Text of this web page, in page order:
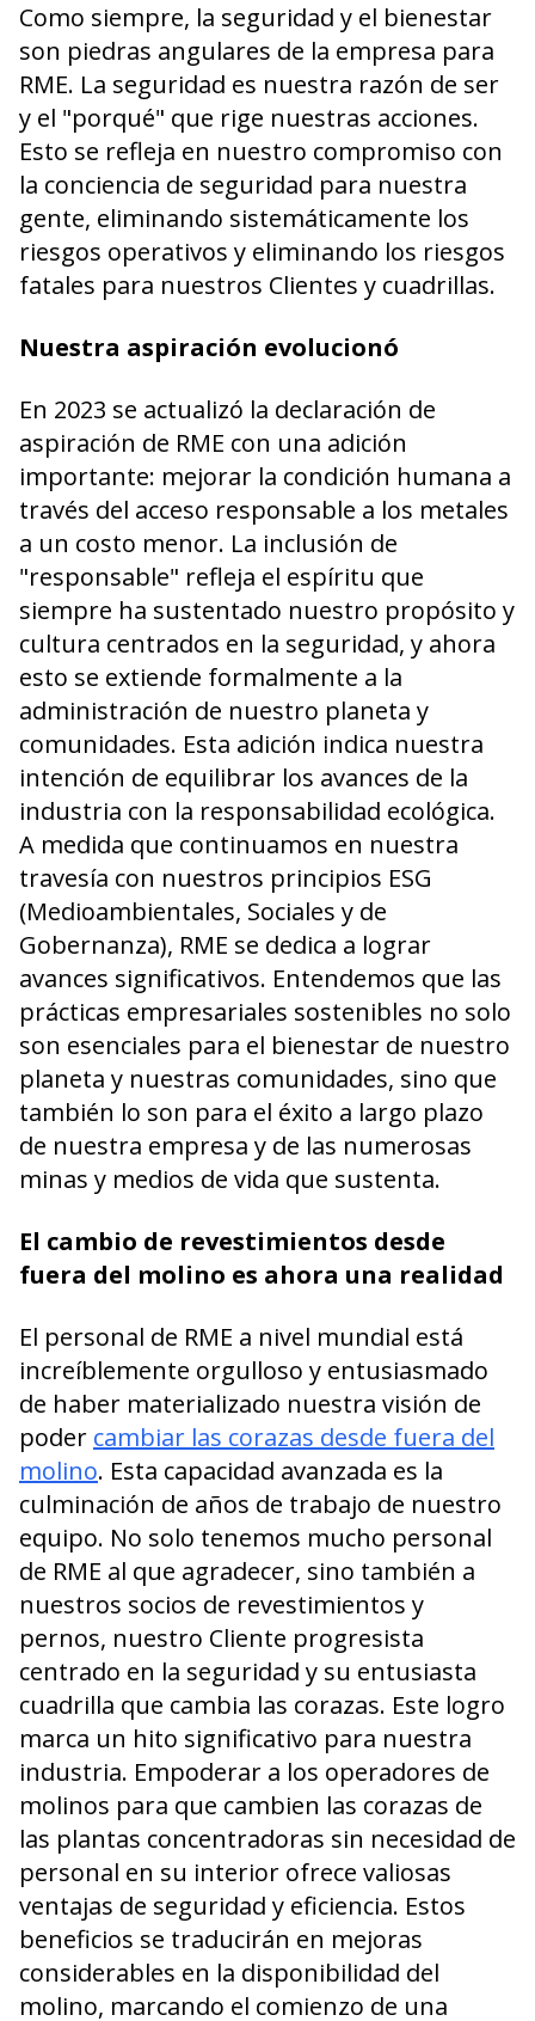
Como siempre, la seguridad y el bienestar
son piedras angulares de la empresa para
RME. La seguridad es nuestra razón de ser
y el "porqué" que rige nuestras acciones.
Esto se refleja en nuestro compromiso con
la conciencia de seguridad para nuestra
gente, eliminando sistemáticamente los
riesgos operativos y eliminando los riesgos
fatales para nuestros Clientes y cuadrillas.
Nuestra aspiración evolucionó
En 2023 se actualizó la declaración de
aspiración de RME con una adición
importante: mejorar la condición humana a
través del acceso responsable a los metales
a un costo menor. La inclusión de
"responsable" refleja el espíritu que
siempre ha sustentado nuestro propósito y
cultura centrados en la seguridad, y ahora
esto se extiende formalmente a la
administración de nuestro planeta y
comunidades. Esta adición indica nuestra
intención de equilibrar los avances de la
industria con la responsabilidad ecológica.
A medida que continuamos en nuestra
travesía con nuestros principios ESG
(Medioambientales, Sociales y de
Gobernanza), RME se dedica a lograr
avances significativos. Entendemos que las
prácticas empresariales sostenibles no solo
son esenciales para el bienestar de nuestro
planeta y nuestras comunidades, sino que
también lo son para el éxito a largo plazo
de nuestra empresa y de las numerosas
minas y medios de vida que sustenta.
El cambio de revestimientos desde
fuera del molino es ahora una realidad
El personal de RME a nivel mundial está
increíblemente orgulloso y entusiasmado
de haber materializado nuestra visión de
poder cambiar las corazas desde fuera del
molino. Esta capacidad avanzada es la
culminación de años de trabajo de nuestro
equipo. No solo tenemos mucho personal
de RME al que agradecer, sino también a
nuestros socios de revestimientos y
pernos, nuestro Cliente progresista
centrado en la seguridad y su entusiasta
cuadrilla que cambia las corazas. Este logro
marca un hito significativo para nuestra
industria. Empoderar a los operadores de
molinos para que cambien las corazas de
las plantas concentradoras sin necesidad de
personal en su interior ofrece valiosas
ventajas de seguridad y eficiencia. Estos
beneficios se traducirán en mejoras
considerables en la disponibilidad del
molino, marcando el comienzo de una